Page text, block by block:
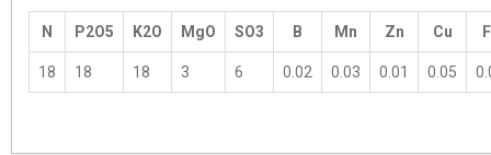
N P2O5 K2O MgO SO3 B Mn Zn Cu
18 18 18 3 6 0.02 0.03 0.01 0.05